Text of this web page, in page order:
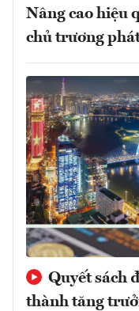
Nâng cao hiệu
chủ trương
Quyết sách
thành tăng